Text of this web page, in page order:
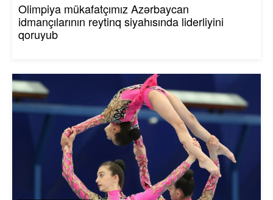
Olimpiya mükafatçımız Azərbaycan
idmançılarının reytinq siyahısında liderliyini
qoruyub